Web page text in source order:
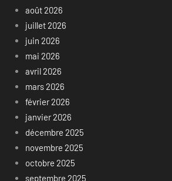
août 2026
juillet 2026
juin 2026
mai 2026
avril 2026
mars 2026
février 2026
janvier 2026
décembre 2025
novembre 2025
octobre 2025
septembre 2025